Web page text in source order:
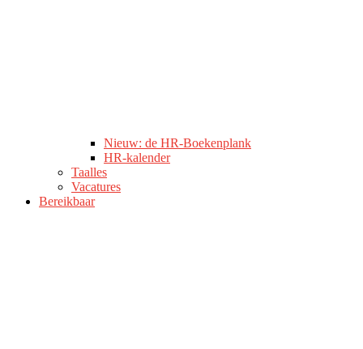
Nieuw: de HR-Boekenplank
HR-kalender
Taalles
Vacatures
Bereikbaar